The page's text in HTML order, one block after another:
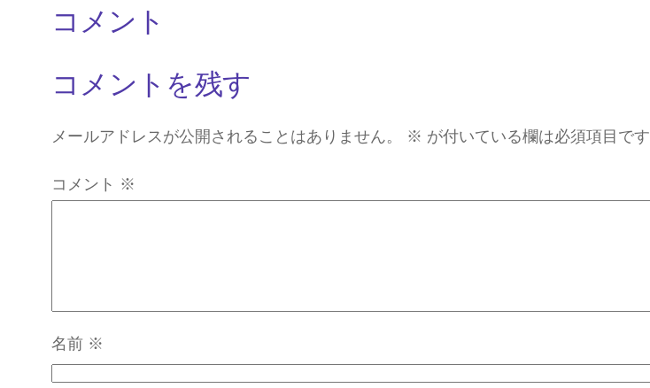
コメント
コメントを残す
メールアドレスが公開されることはありません。 ※ が付いている欄は必須項目です
コメント ※
名前 ※